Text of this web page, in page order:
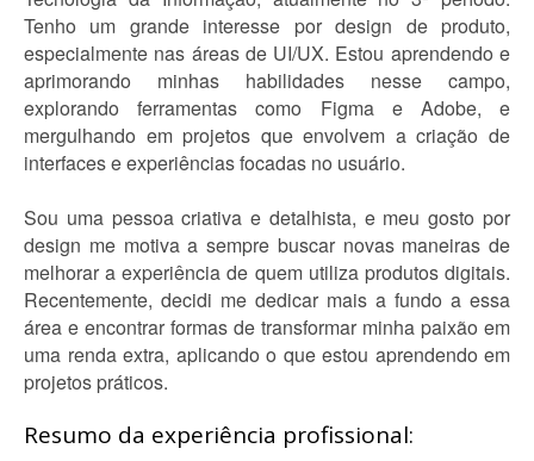
Tenho um grande interesse por design de produto,
especialmente nas áreas de UI/UX. Estou aprendendo e
aprimorando minhas habilidades nesse campo,
explorando ferramentas como Figma e Adobe, e
mergulhando em projetos que envolvem a criação de
interfaces e experiências focadas no usuário.
Sou uma pessoa criativa e detalhista, e meu gosto por
design me motiva a sempre buscar novas maneiras de
melhorar a experiência de quem utiliza produtos digitais.
Recentemente, decidi me dedicar mais a fundo a essa
área e encontrar formas de transformar minha paixão em
uma renda extra, aplicando o que estou aprendendo em
projetos práticos.
Resumo da experiência profissional: